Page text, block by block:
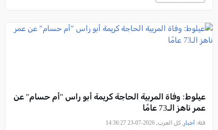
عيلوط: وفاة المربية الحاجة كريمة أبو راس "أم حسام" عن
عمر ناهز الـ73 عامًا
فئة: أخبار , كل العرب, 2026-07-23 14:36:27